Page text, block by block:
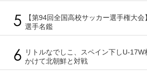
【第94回全国高校サッカー選手権大
選手名鑑
リトルなでしこ、スペイン下しU-
かけて北朝鮮と対戦